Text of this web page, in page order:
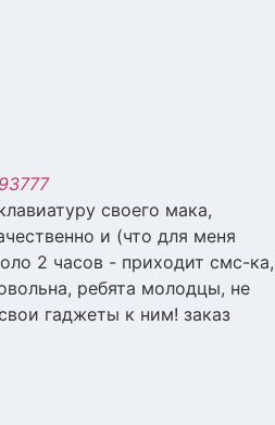
своего мака,
и (что для меня
2 часов - приходит смс-ка,
ребята молодцы, не
гаджеты к ним! заказ